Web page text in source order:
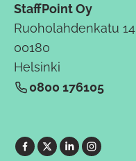
StaffPoint Oy
Ruoholahdenkatu 14
00180
Helsinki
0800 176105